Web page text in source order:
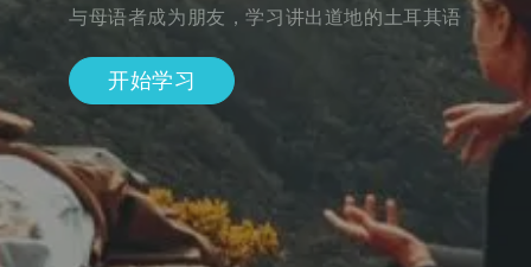
与母语者成为朋友，学习讲出道地的土耳其语
开始学习